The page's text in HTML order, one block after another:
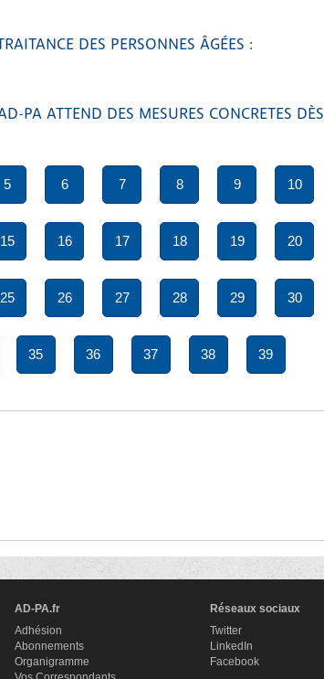
DES PERSONNES ÂGÉES :
PA ATTEND DES MESURES CONCRETES DÈS
5 6 7 8 9 10
15 16 17 18 19 20
25 26 27 28 29 30
35 36 37 38 39
AD-PA.fr
Adhésion
Abonnements
Organigramme
Réseaux sociaux
Twitter
LinkedIn
Facebook